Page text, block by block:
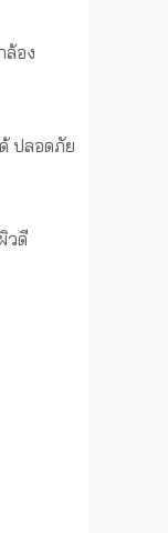
ล้อง
ด้ ปลอดภัย
วดี